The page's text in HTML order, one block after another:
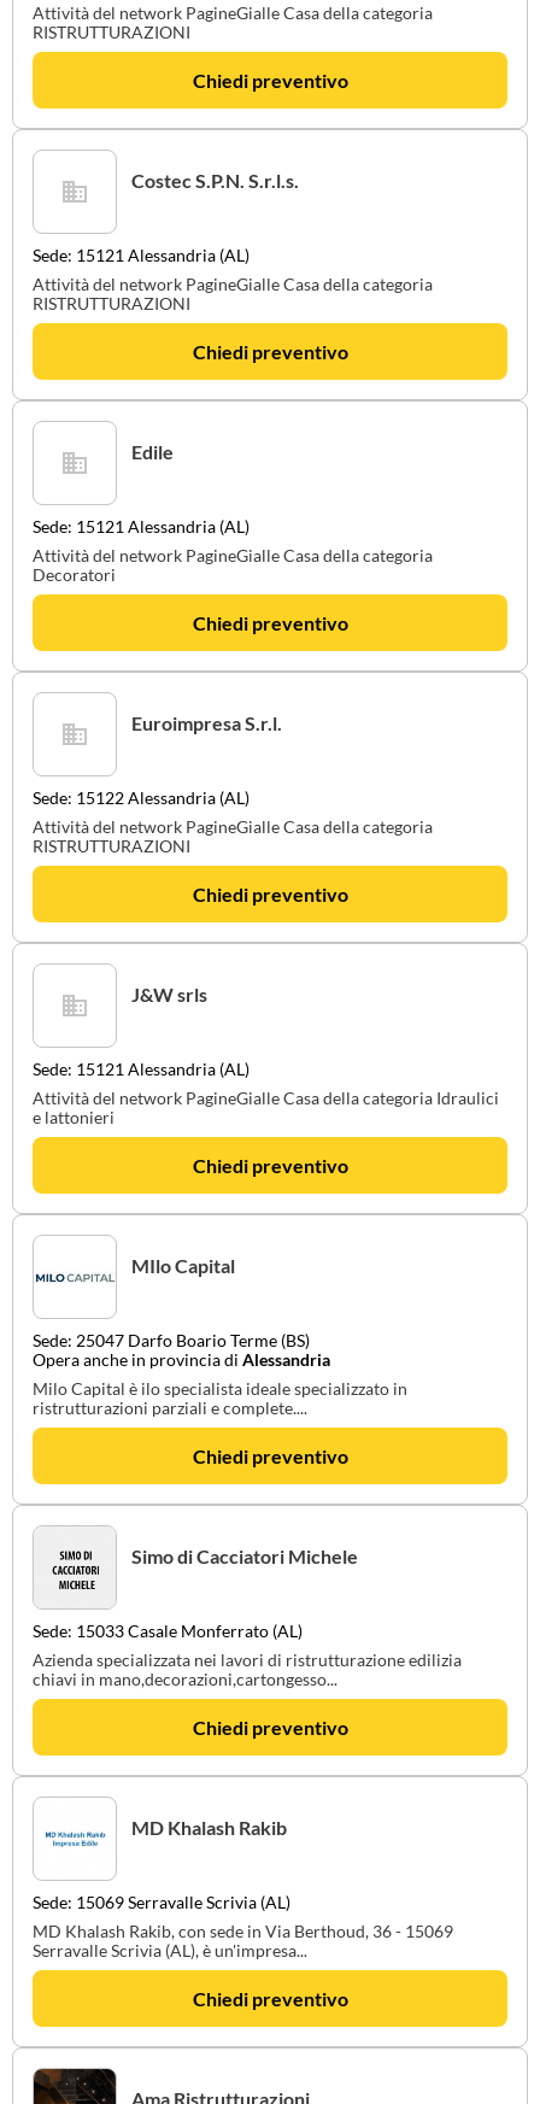
Attività del network PagineGialle Casa della categoria
RISTRUTTURAZIONI
Chiedi preventivo
Costec S.P.N. S.r.l.s.
Sede: 15121 Alessandria (AL)
Attività del network PagineGialle Casa della categoria
RISTRUTTURAZIONI
Chiedi preventivo
Edile
Sede: 15121 Alessandria (AL)
Attività del network PagineGialle Casa della categoria
Decoratori
Chiedi preventivo
Euroimpresa S.r.l.
Sede: 15122 Alessandria (AL)
Attività del network PagineGialle Casa della categoria
RISTRUTTURAZIONI
Chiedi preventivo
J&W srls
Sede: 15121 Alessandria (AL)
Attività del network PagineGialle Casa della categoria Idraulici
e lattonieri
Chiedi preventivo
MIlo Capital
Sede: 25047 Darfo Boario Terme (BS)
Opera anche in provincia di Alessandria
Milo Capital è ilo specialista ideale specializzato in
ristrutturazioni parziali e complete....
Chiedi preventivo
Simo di Cacciatori Michele
Sede: 15033 Casale Monferrato (AL)
Azienda specializzata nei lavori di ristrutturazione edilizia
chiavi in mano,decorazioni,cartongesso...
Chiedi preventivo
MD Khalash Rakib
Sede: 15069 Serravalle Scrivia (AL)
MD Khalash Rakib, con sede in Via Berthoud, 36 - 15069
Serravalle Scrivia (AL), è un'impresa...
Chiedi preventivo
Ama Ristrutturazioni